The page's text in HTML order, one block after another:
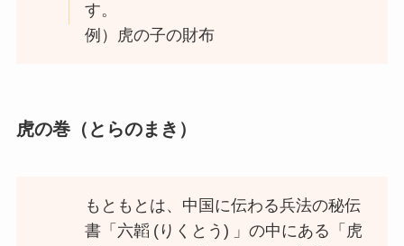
す。
例）虎の子の財布
虎の巻（とらのまき）
もともとは、中国に伝わる兵法の秘伝
書「六韜 (りくとう) 」の中にある「虎